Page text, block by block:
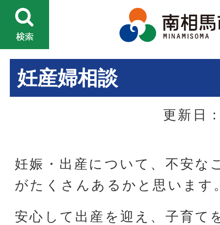
妊産婦相談
更新日
妊娠・出産について、不安な
がたくさんあるかと思います
安心して出産を迎え、子育て